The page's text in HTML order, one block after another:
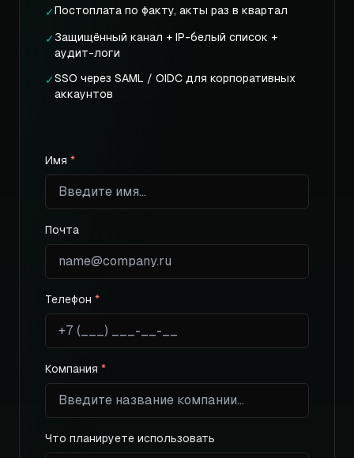
✓Постоплата по факту, акты раз в квартал
✓Защищённый канал + IP-белый список +
аудит-логи
✓SSO через SAML / OIDC для корпоративных
аккаунтов
Имя *
Почта
Телефон *
Компания *
Что планируете использовать